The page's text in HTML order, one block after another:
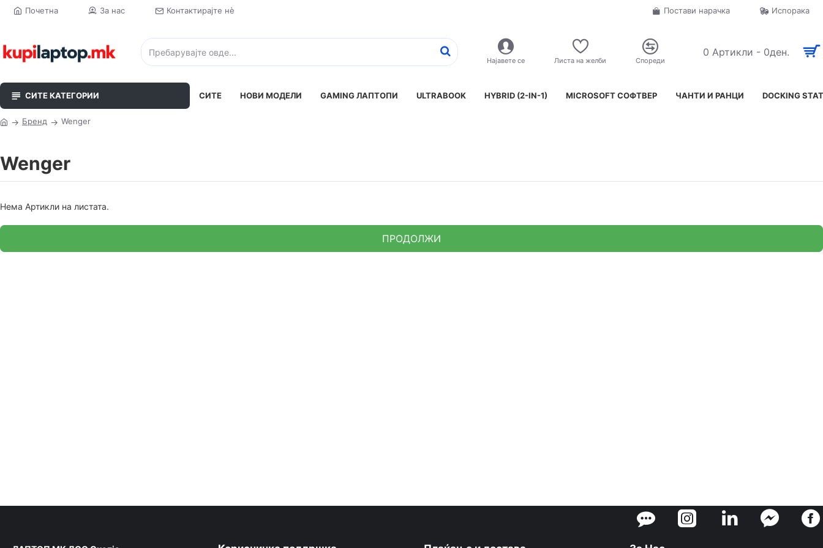
Почетна За нас Контактирајте нè Постави нарачка Испорака
Најавете се Листа на желби Спореди
0 Артикли - 0ден.
СИТЕ КАТЕГОРИИ СИТЕ НОВИ МОДЕЛИ GAMING ЛАПТОПИ ULTRABOOK HYBRID (2-IN-1) MICROSOFT СОФТВЕР ЧАНТИ И РАНЦИ DOCKING
Бренд Wenger
Wenger
Нема Артикли на листата.
ПРОДОЛЖИ